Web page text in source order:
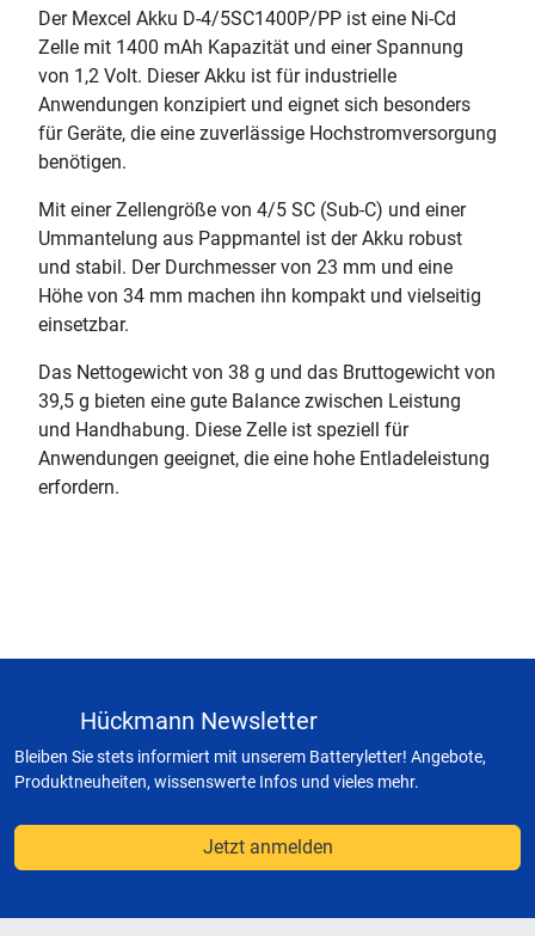
Der Mexcel Akku D-4/5SC1400P/PP ist eine Ni-Cd
Zelle mit 1400 mAh Kapazität und einer Spannung
von 1,2 Volt. Dieser Akku ist für industrielle
Anwendungen konzipiert und eignet sich besonders
für Geräte, die eine zuverlässige Hochstromversorgung
benötigen.
Mit einer Zellengröße von 4/5 SC (Sub-C) und einer
Ummantelung aus Pappmantel ist der Akku robust
und stabil. Der Durchmesser von 23 mm und eine
Höhe von 34 mm machen ihn kompakt und vielseitig
einsetzbar.
Das Nettogewicht von 38 g und das Bruttogewicht von
39,5 g bieten eine gute Balance zwischen Leistung
und Handhabung. Diese Zelle ist speziell für
Anwendungen geeignet, die eine hohe Entladeleistung
erfordern.
Hückmann Newsletter
Bleiben Sie stets informiert mit unserem Batteryletter! Angebote,
Produktneuheiten, wissenswerte Infos und vieles mehr.
Jetzt anmelden